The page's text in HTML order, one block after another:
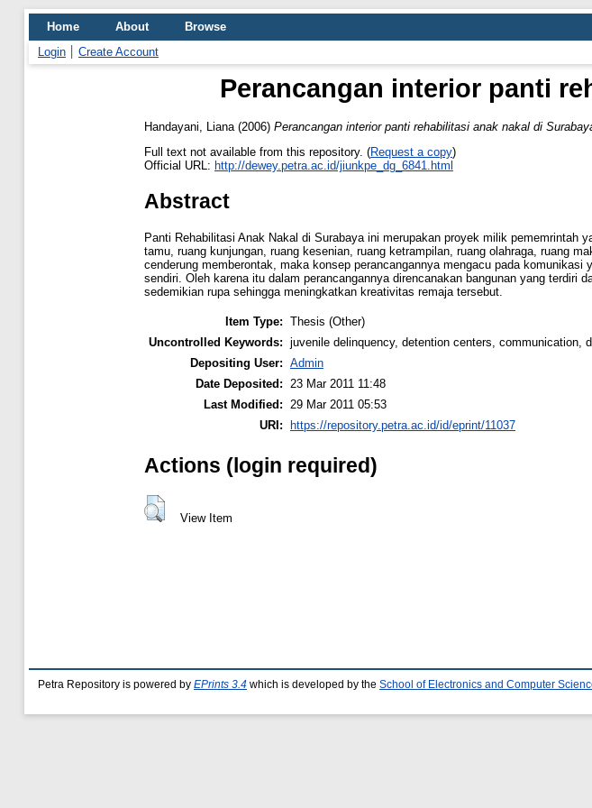
Home About
Browse
Login
Create Account
Perancangan interior panti
Handayani, Liana (2006) Perancangan interior panti rehabilitasi anak nakal di
Full text not available from this repository. (Request a copy)
Official URL: http://dewey.petra.ac.id/jiunkpe_dg_6841.html
Abstract
Panti Rehabilitasi Anak Nakal di Surabaya ini merupakan proyek milik
tamu, ruang kunjungan, ruang kesenian, ruang ketrampilan, ruang olahraga, ruang
cenderung memberontak, maka konsep perancangannya mengacu pada
sendiri. Oleh karena itu dalam perancangannya direncanakan bangunan yang
sedemikian rupa sehingga meningkatkan kreativitas remaja tersebut.
Item Type: Thesis (Other)
Uncontrolled Keywords: juvenile delinquency, detention centers, communication,
Depositing User: Admin
Date Deposited:
23 Mar 2011 11:48
Last Modified:
29 Mar 2011 05:53
URI: https://repository.petra.ac.id/id/eprint/11037
Actions (login required)
View Item
Petra Repository is powered by EPrints 3.4 which is developed by the School of Electronics and Computer